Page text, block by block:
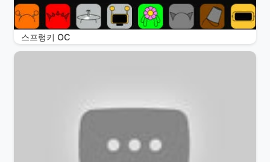
스프렁키 OC